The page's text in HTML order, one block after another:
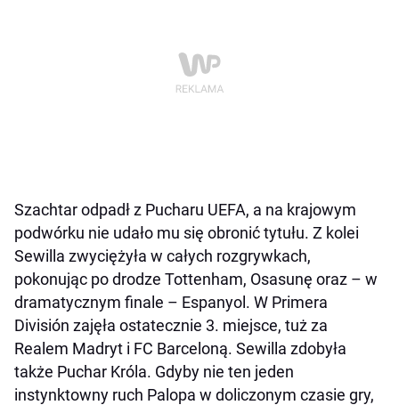
Szachtar odpadł z Pucharu UEFA, a na krajowym
podwórku nie udało mu się obronić tytułu. Z kolei
Sewilla zwyciężyła w całych rozgrywkach,
pokonując po drodze Tottenham, Osasunę oraz – w
dramatycznym finale – Espanyol. W Primera
División zajęła ostatecznie 3. miejsce, tuż za
Realem Madryt i FC Barceloną. Sewilla zdobyła
także Puchar Króla. Gdyby nie ten jeden
instynktowny ruch Palopa w doliczonym czasie gry,